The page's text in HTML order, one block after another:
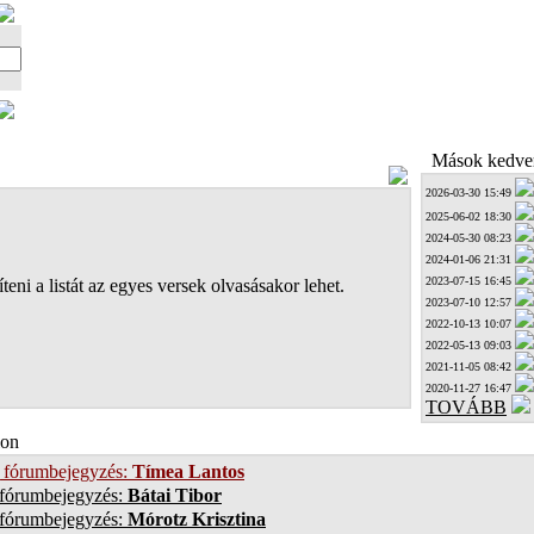
a listát az egyes versek olvasásakor lehet.
Mások
2026-03-30 15:49
2025-06-02 18:30
2024-05-30 08:23
2024-01-06 21:31
2023-07-15 16:45
2023-07-10 12:57
2022-10-13 10:07
2022-05-13 09:03
2021-11-05 08:42
2020-11-27 16:47
TOVÁBB
Tímea Lantos
Bátai Tibor
Mórotz Krisztina